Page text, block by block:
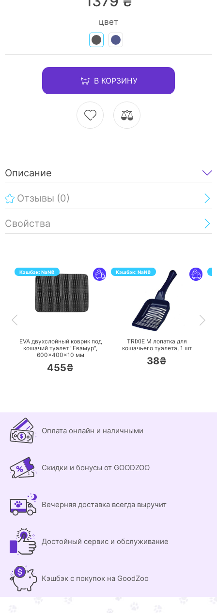
цвет
В КОРЗИНУ
Описание
Отзывы (0)
Свойства
Кэшбэк:NaN₴
EVA двухслойный коврик под
кошачий туалет "Евамур",
600×400×10 мм
455₴
Кэшбэк:NaN₴
ПЕРЕЙТИ
TRIXIE M лопатка для
кошачьего туалета, 1 шт
38₴
Оплата онлайн и наличными
Скидки и бонусы от GOODZOO
Вечерняя доставка всегда выручит
Достойный сервис и обслуживание
Кэшбэк с покупок на GoodZoo